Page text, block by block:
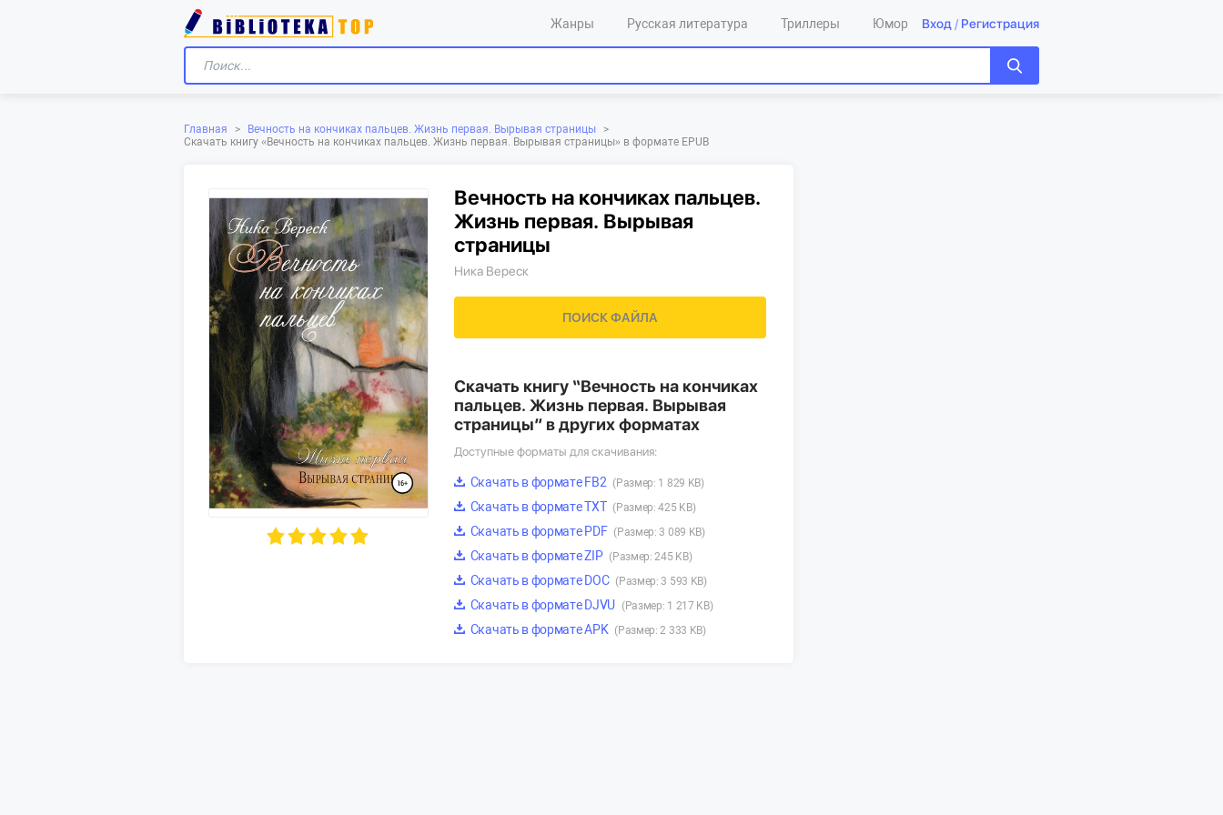
Жанры Русская литература Триллеры Юмор Вход / Регистрация
Главная > Вечность на кончиках пальцев. Жизнь первая. Вырывая страницы
>
Скачать книгу «‎Вечность на кончиках пальцев. Жизнь первая. Вырывая страницы»‎ в формате EPUB
Вечность на кончиках пальцев.
Жизнь первая. Вырывая
страницы
Ника Вереск
ПОИСК ФАЙЛА
Скачать книгу “Вечность на кончиках
пальцев. Жизнь первая. Вырывая
страницы” в других форматах
Доступные форматы для скачивания:
Скачать в формате FB2 (Размер: 1 829 KB)
Скачать в формате TXT (Размер: 425 KB)
Скачать в формате PDF (Размер: 3 089 KB)
Скачать в формате ZIP (Размер: 245 KB)
Скачать в формате DOC (Размер: 3 593 KB)
Скачать в формате DJVU (Размер: 1 217 KB)
Скачать в формате APK (Размер: 2 333 KB)